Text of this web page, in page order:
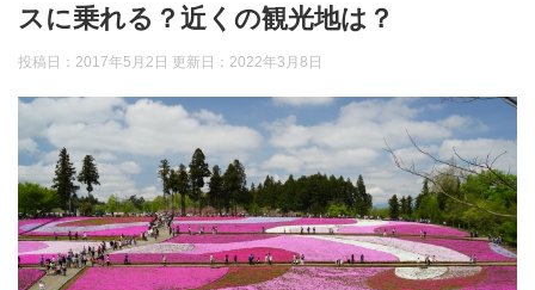
スに乗れる？近くの観光地は？
投稿日：2017年5月2日 更新日： 2022年3月8日